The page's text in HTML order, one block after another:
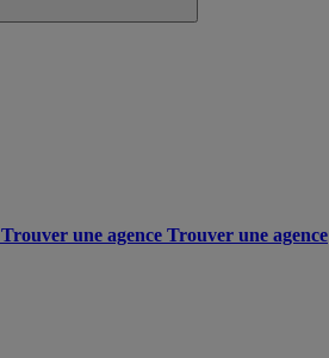
Trouver une agence Trouver une agence